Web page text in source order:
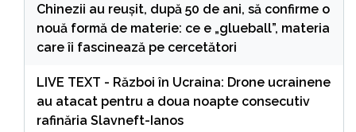
Chinezii au reușit, după 50 de ani, să confirme o
nouă formă de materie: ce e „glueball”, materia
care îi fascinează pe cercetători
LIVE TEXT - Război în Ucraina: Drone ucrainene
au atacat pentru a doua noapte consecutiv
rafinăria Slavneft-Ianos